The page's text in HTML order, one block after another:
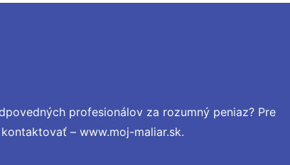
profesionálov za rozumný peniaz? Pre
– www.moj-maliar.sk.